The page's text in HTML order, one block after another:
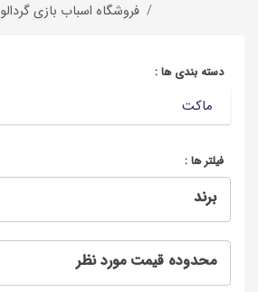
فروشگاه اسباب بازی گردالو
دسته بندی ها :
ماکت
فیلتر ها :
برند
محدوده قیمت مورد نظر